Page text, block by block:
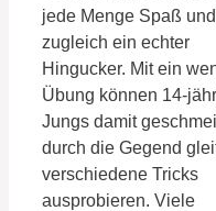
jede Menge Spaß
zugleich ein echter
Hingucker. Mit ein
Übung können 14-
Jungs damit
durch die Gegend
verschiedene Tricks
ausprobieren. Viele